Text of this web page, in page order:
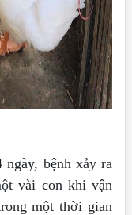
bệnh xảy ra
vài con khi vận
một thời gian